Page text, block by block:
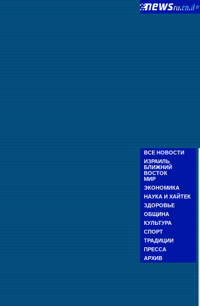
//
ВСЕ НОВОСТИ
ИЗРАИЛЬ
БЛИЖНИЙ
ВОСТОК
МИР
ЭКОНОМИКА
НАУКА И ХАЙТЕК
ЗДОРОВЬЕ
ОБЩИНА
КУЛЬТУРА
СПОРТ
ТРАДИЦИИ
ПРЕССА
АРХИВ